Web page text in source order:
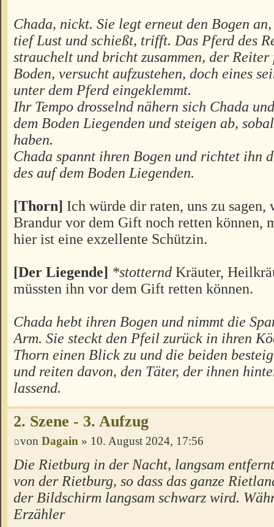
Chada, nickt. Sie legt erneut den Bogen
tief Lust und schießt, trifft. Das Pferd des
strauchelt und bricht zusammen, der
Boden, versucht aufzustehen, doch eines
unter dem Pferd eingeklemmt.
Ihr Tempo drosselnd nähern sich Chada
dem Boden Liegenden und steigen ab,
haben.
Chada spannt ihren Bogen und richtet ihn
des auf dem Boden Liegenden.
[Thorn] Ich würde dir raten, uns zu
Brandur vor dem Gift noch retten können,
hier ist eine exzellente Schützin.
[Der Liegende] *stotternd Kräuter,
müssten ihn vor dem Gift retten können.
Chada hebt ihren Bogen und nimmt die
Arm. Sie steckt den Pfeil zurück in ihren
Thorn einen Blick zu und die beiden
und reiten davon, den Täter, der ihnen
lassend.
2. Szene - 3. Aufzug
von Dagain » 10. August 2024, 17:56
Die Rietburg in der Nacht, langsam
von der Rietburg, so dass das ganze
der Bildschirm langsam schwarz wird.
Erzähler